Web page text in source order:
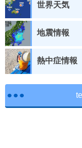
世界天気
地震情報
熱中症情報